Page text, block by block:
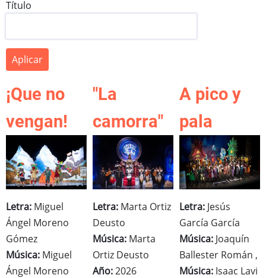
Título
¡Que no
vengan!
Letra: Miguel
Ángel Moreno
Gómez
Música: Miguel
Ángel Moreno
"La
camorra"
Letra: Marta Ortiz
Deusto
Música: Marta
Ortiz Deusto
Año:2026
A pico y
pala
Letra: Jesús
García García
Música: Joaquín
Ballester Román ,
Música: Isaac Lavi